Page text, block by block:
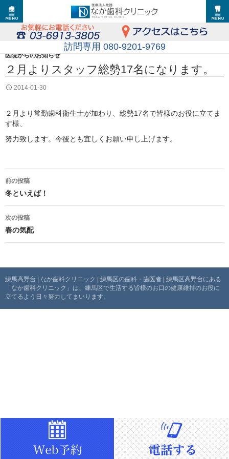
訪問専用 080-9201-9769
医院からのお知らせ
２月よりスタッフ総勢17名になります。
2014-01-30
２月より常勤歯科衛生士が加わり、総勢17名で皆様のお役に立てま
す様、
努力致します。今後とも宜しくお願い申し上げます。
投
稿
ナ
ビ
ー
シ
前の投稿
冬といえば！
次の投稿
春の気配
練馬高野台 | なか歯科クリニック | 練馬区の歯科・歯医者 | 練馬区高野台にある
「なか歯科クリニック」は、練馬区で生活する皆様のお口の健康維持のお役に
立てるよう日々努力してまいります。